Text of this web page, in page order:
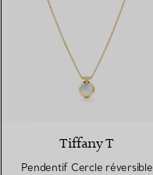
Tiffany T
Pendentif Cercle réversible